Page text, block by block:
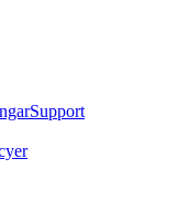
Support